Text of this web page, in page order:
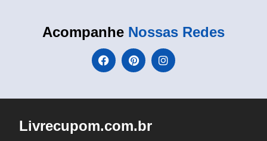
Acompanhe Nossas Redes
Livrecupom.com.br